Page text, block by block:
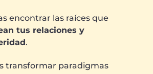
encontrar las raíces que
tus relaciones y
.
transformar paradigmas